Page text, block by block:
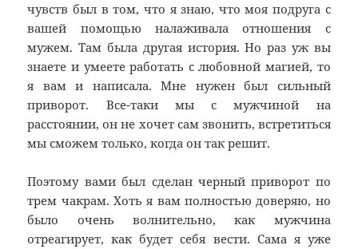
чувств был в том, что я знаю, что моя подруга с
вашей помощью налаживала отношения с
мужем. Там была другая история. Но раз уж вы
знаете и умеете работать с любовной магией, то
я вам и написала. Мне нужен был сильный
приворот. Все-таки мы с мужчиной на
расстоянии, он не хочет сам звонить, встретиться
мы сможем только, когда он так решит.
Поэтому вами был сделан черный приворот по
трем чакрам. Хоть я вам полностью доверяю, но
было очень волнительно, как мужчина
отреагирует, как будет себя вести. Сама я уже